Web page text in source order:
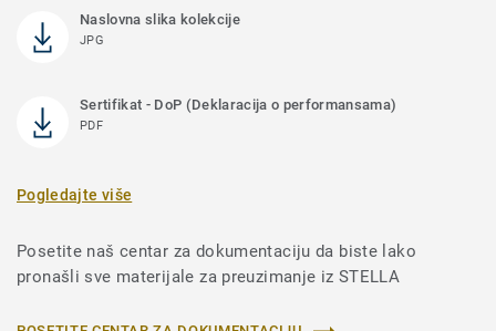
Naslovna slika kolekcije
JPG
Sertifikat - DoP (Deklaracija o performansama)
PDF
Pogledajte više
Posetite naš centar za dokumentaciju da biste lako
pronašli sve materijale za preuzimanje iz STELLA